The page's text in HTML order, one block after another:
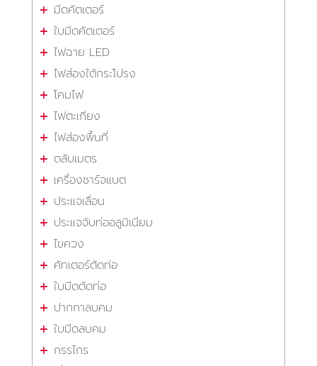
มีดคัตเตอร์
ใบมีดคัตเตอร์
ไฟฉาย LED
ไฟส่องใต้กระโปรง
โคมไฟ
ไฟตะเกียง
ไฟส่องพื้นที่
ตลับเมตร
เครื่องชาร์จแบต
ประแจเลื่อน
ประแจจับท่ออลูมิเนียม
ไขควง
คัทเตอร์ตัดท่อ
ใบมีดตัดท่อ
ปากกาลบคม
ใบมีดลบคม
กรรไกร